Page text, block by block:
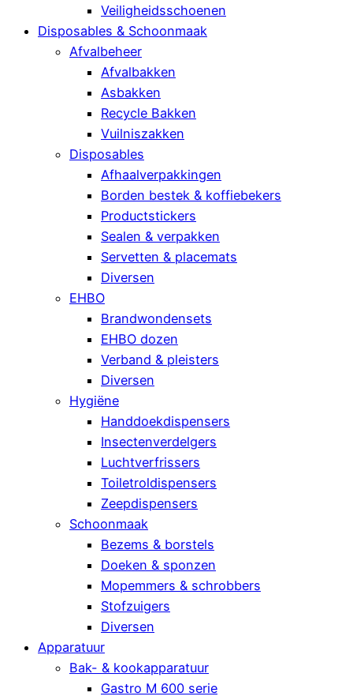
Veiligheidsschoenen
Disposables & Schoonmaak
Afvalbeheer
Afvalbakken
Asbakken
Recycle Bakken
Vuilniszakken
Disposables
Afhaalverpakkingen
Borden bestek & koffiebekers
Productstickers
Sealen & verpakken
Servetten & placemats
Diversen
EHBO
Brandwondensets
EHBO dozen
Verband & pleisters
Diversen
Hygiëne
Handdoekdispensers
Insectenverdelgers
Luchtverfrissers
Toiletroldispensers
Zeepdispensers
Schoonmaak
Bezems & borstels
Doeken & sponzen
Mopemmers & schrobbers
Stofzuigers
Diversen
Apparatuur
Bak- & kookapparatuur
Gastro M 600 serie